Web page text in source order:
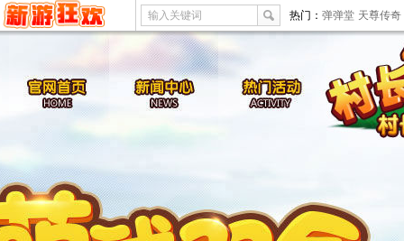
输入关键词 热门： 弹弹堂 天尊传奇